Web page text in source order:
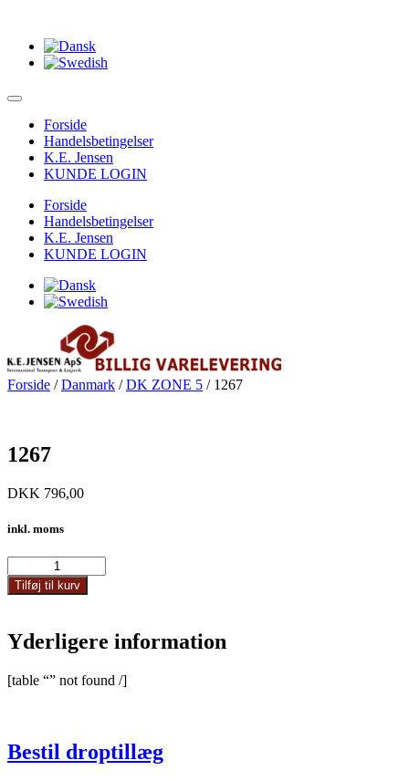
Forside
Handelsbetingelser
K.E. Jensen
KUNDE LOGIN
Forside
Handelsbetingelser
K.E. Jensen
KUNDE LOGIN
Forside /Danmark /DK ZONE 5 / 1267
1267
DKK 796,00
inkl. moms
antal
Tilføj til kurv
Yderligere information
[table “” not found /]
Bestil droptillæg